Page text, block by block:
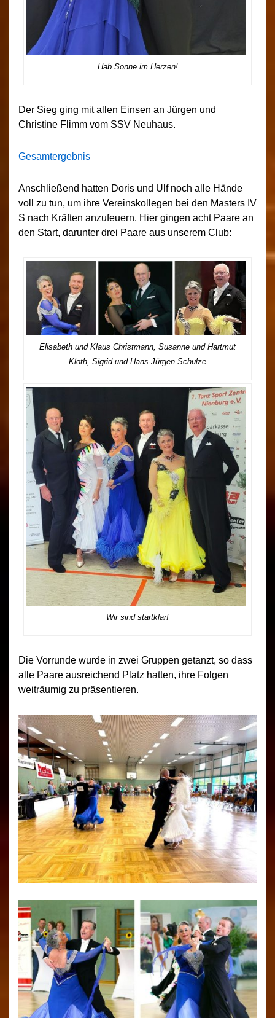
Hab Sonne im Herzen!
Der Sieg ging mit allen Einsen an Jürgen und
Christine Flimm vom SSV Neuhaus.
Gesamtergebnis
Anschließend hatten Doris und Ulf noch alle Hände
voll zu tun, um ihre Vereinskollegen bei den Masters IV
S nach Kräften anzufeuern. Hier gingen acht Paare an
den Start, darunter drei Paare aus unserem Club:
Elisabeth und Klaus Christmann, Susanne und Hartmut
Kloth, Sigrid und Hans-Jürgen Schulze
Wir sind startklar!
Die Vorrunde wurde in zwei Gruppen getanzt, so dass
alle Paare ausreichend Platz hatten, ihre Folgen
weiträumig zu präsentieren.